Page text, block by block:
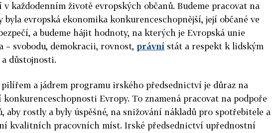
v každodenním životě evropských občanů. Budeme pracovat na
byla evropská ekonomika konkurenceschopnější, její občané ve
a budeme hájit hodnoty, na kterých je Evropská unie
– svobodu, demokracii, rovnost, právní stát a respekt k lidským
důstojnosti.
a jádrem programu irského předsednictví je důraz na
konkurenceschopnosti Evropy. To znamená pracovat na podpoře
aby rostly a byly úspěšné, na snižování nákladů pro spotřebitele a
kvalitních pracovních míst. Irské předsednictví upřednostní